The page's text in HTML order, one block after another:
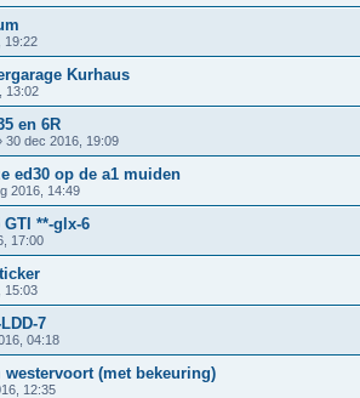
19:22
Kurhaus
13:02
en 6R
30 dec 2016, 19:09
ed30 op de a1 muiden
2016, 14:49
**-glx-6
17:00
15:03
7
04:18
westervoort (met bekeuring)
12:35